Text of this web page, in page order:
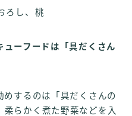
ろし、桃
ューフードは「具だくさん
するのは「具だくさんの
柔らかく煮た野菜などを入